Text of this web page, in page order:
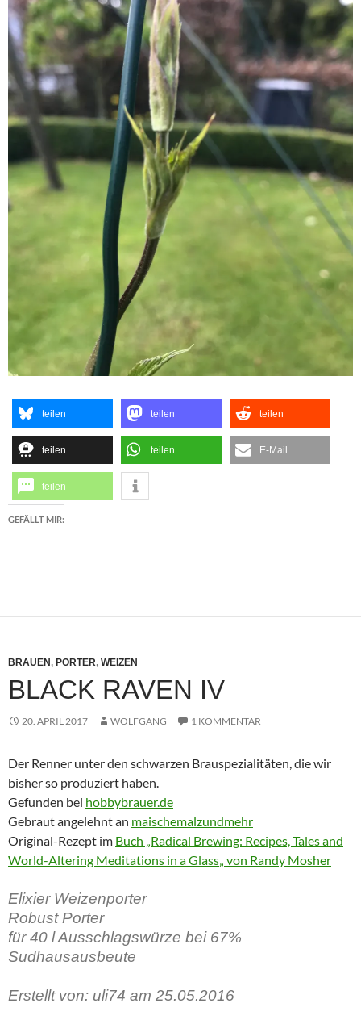
teilen teilen teilen
teilen teilen E-Mail
teilen
GEFÄLLT MIR:
BRAUEN, PORTER, WEIZEN
BLACK RAVEN IV
20. APRIL 2017 WOLFGANG 1 KOMMENTAR
Der Renner unter den schwarzen Brauspezialitäten, die wir
bisher so produziert haben.
Gefunden bei hobbybrauer.de
Gebraut angelehnt an maischemalzundmehr
Original-Rezept im Buch „Radical Brewing: Recipes, Tales and
World-Altering Meditations in a Glass von Randy Mosher
Elixier Weizenporter
Robust Porter
für 40 l Ausschlagswürze bei 67%
Sudhausausbeute
Erstellt von: uli74 am 25.05.2016